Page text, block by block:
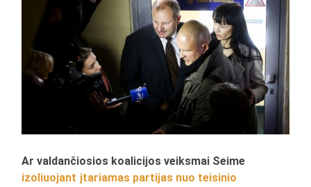
Ar valdančiosios koalicijos veiksmai Seime
izoliuojant įtariamas partijas nuo teisinio